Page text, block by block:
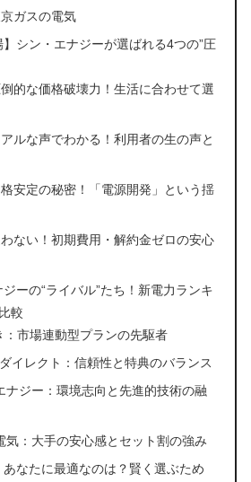
ガスの電気
シン・エナジーが選ばれる4つの”圧
的な価格破壊力！生活に合わせて選
ルな声でわかる！利用者の生の声と
安定の秘密！「電源開発」という揺
ない！初期費用・解約金ゼロの安心
ーの“ライバル”たち！新電力ランキ
較
市場連動型プランの先駆者
イレクト：信頼性と特典のバランス
ナジー：環境志向と先進的技術の融
気：大手の安心感とセット割の強み
なたに最適なのは？賢く選ぶため